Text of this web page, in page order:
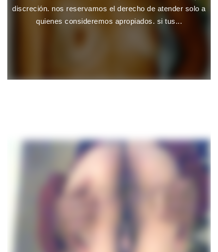
discreción. nos reservamos el derecho de atender solo a
quienes consideremos apropiados. si tus...